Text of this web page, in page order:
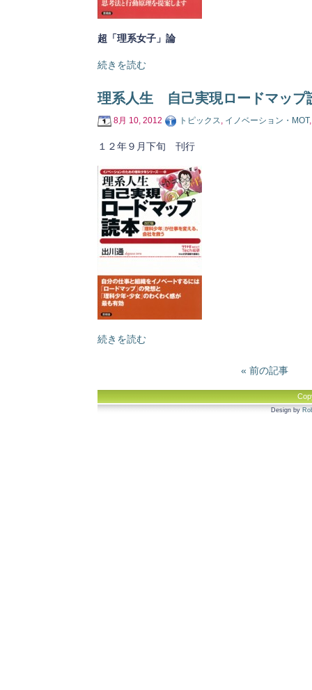
超「理系女子」論
続きを読む
理系人生 自己実現ロードマップ
8月 10, 2012 トピックス, イノベーション・MOT
１２年９月下旬 刊行
続きを読む
« 前の記事
Design by